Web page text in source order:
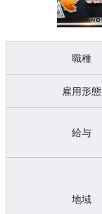
職種
雇用形態
給与
地域